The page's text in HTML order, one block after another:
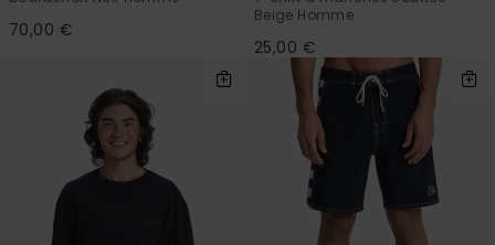
70,00 €
Beige Homme
25,00 €